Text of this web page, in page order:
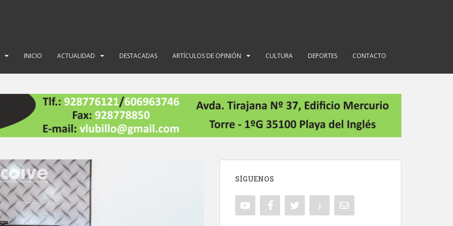
INICIO ACTUALIDAD DESTACADAS ARTÍCULOS DE OPINIÓN CULTURA DEPORTES CONTACTO
SÍGUENOS